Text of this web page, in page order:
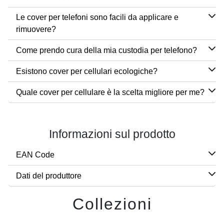
Le cover per telefoni sono facili da applicare e
rimuovere?
Come prendo cura della mia custodia per telefono?
Esistono cover per cellulari ecologiche?
Quale cover per cellulare è la scelta migliore per me?
Informazioni sul prodotto
EAN Code
Dati del produttore
Collezioni